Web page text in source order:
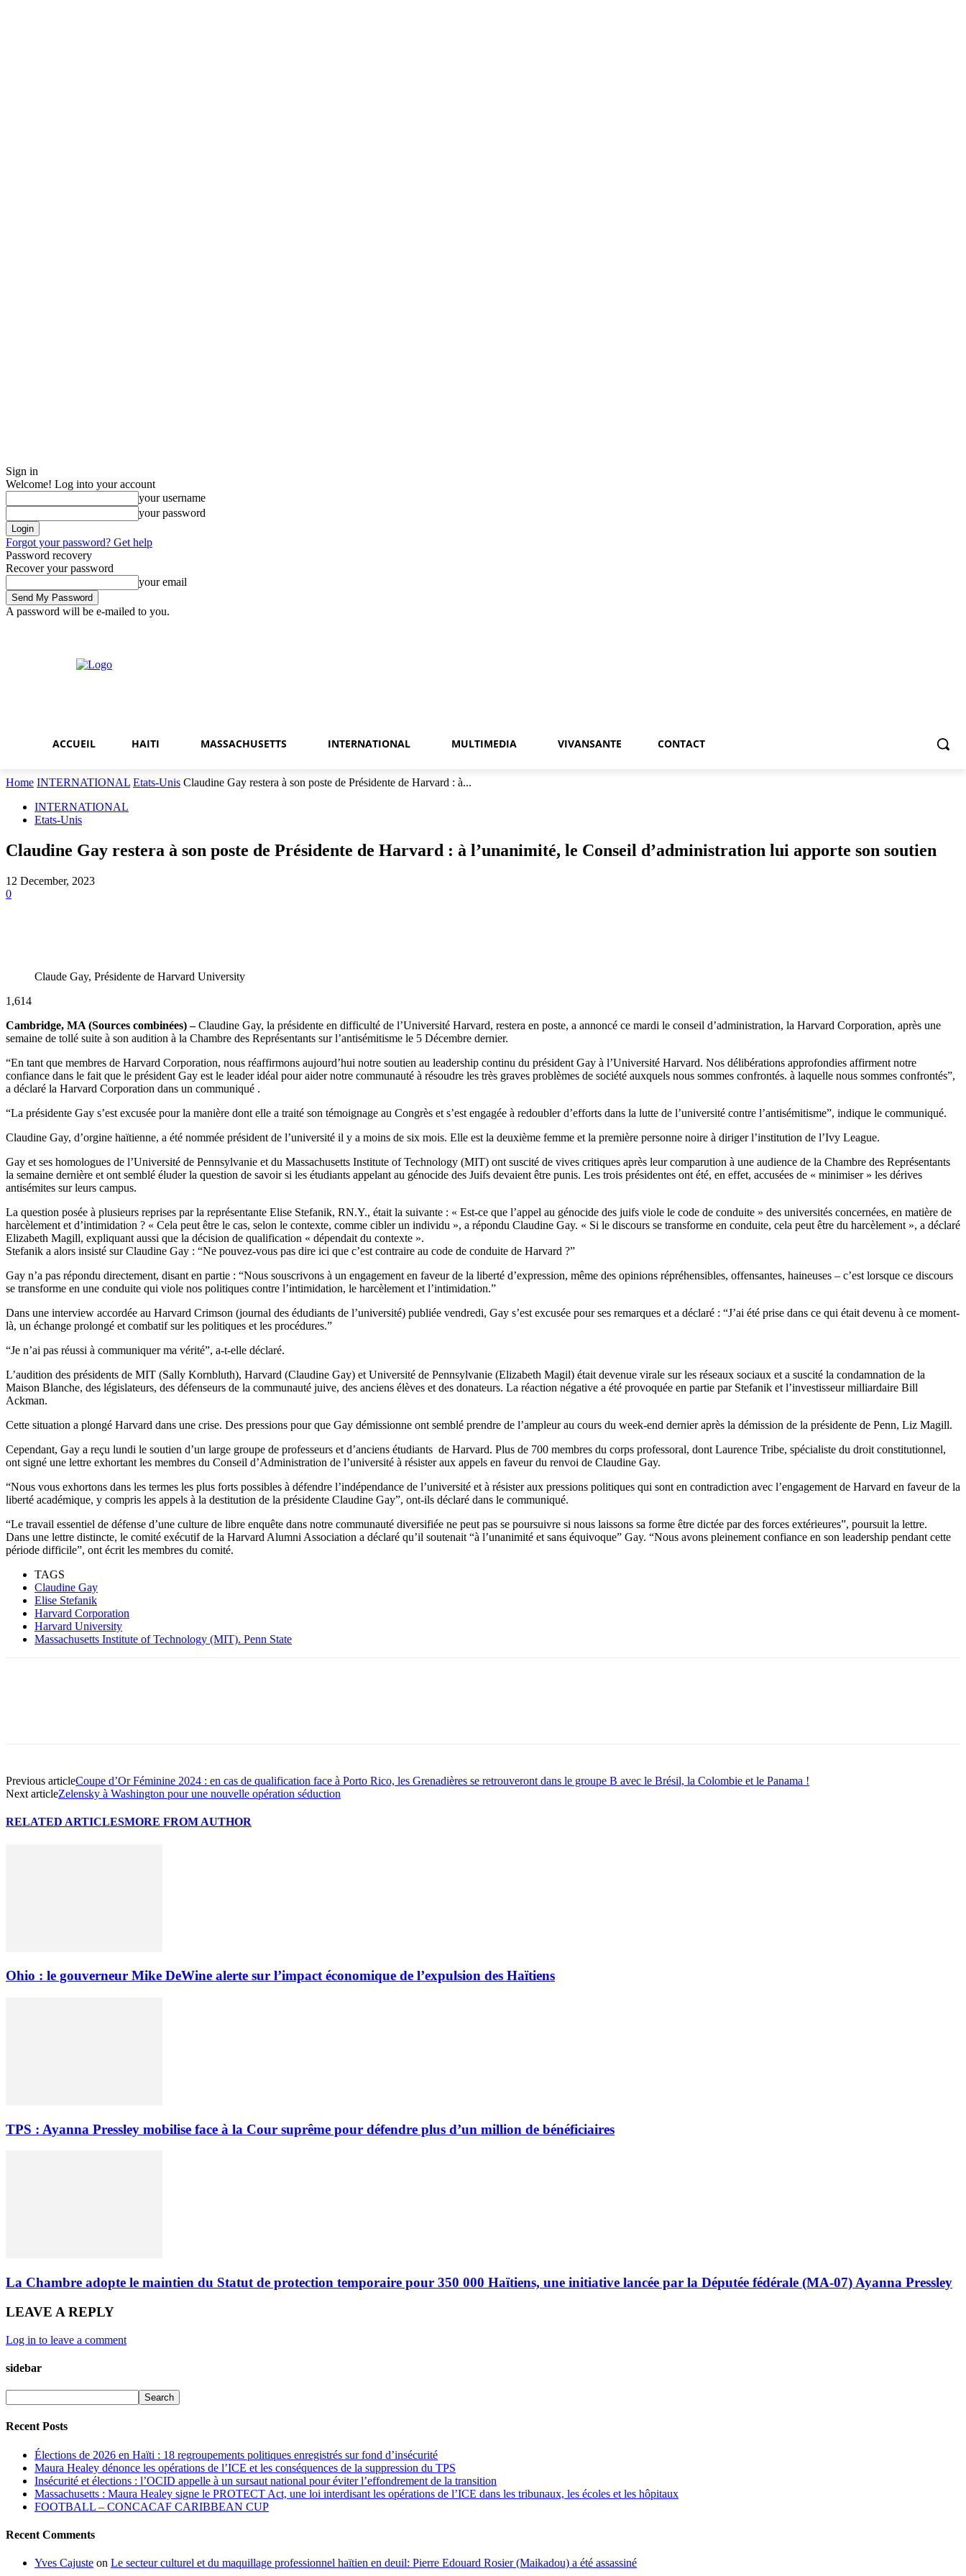
Sign in
Welcome! Log into your account
your username
your password
Forgot your password? Get help
Password recovery
Recover your password
your email
A password will be e-mailed to you.
ACCUEIL HAITI MASSACHUSETTS INTERNATIONAL MULTIMEDIA VIVANSANTE CONTACT
Home INTERNATIONAL Etats-Unis Claudine Gay restera à son poste de Présidente de Harvard : à...
INTERNATIONAL
Etats-Unis
Claudine Gay restera à son poste de Présidente de Harvard : à l’unanimité, le Conseil d’administration lui apporte son soutien
12 December, 2023
0
Claude Gay, Présidente de Harvard University
1,614
Cambridge, MA (Sources combinées) –Claudine Gay, la présidente en difficulté de l’Université Harvard, restera en poste, a annoncé ce mardi le conseil d’administration, la Harvard Corporation, après une
semaine de tollé suite à son audition à la Chambre des Représentants sur l’antisémitisme le 5 Décembre dernier.
“En tant que membres de Harvard Corporation, nous réaffirmons aujourd’hui notre soutien au leadership continu du président Gay à l’Université Harvard. Nos délibérations approfondies affirment notre
confiance dans le fait que le président Gay est le leader idéal pour aider notre communauté à résoudre les très graves problèmes de société auxquels nous sommes confrontés. à laquelle nous sommes confrontés”,
a déclaré la Harvard Corporation dans un communiqué .
“La présidente Gay s’est excusée pour la manière dont elle a traité son témoignage au Congrès et s’est engagée à redoubler d’efforts dans la lutte de l’université contre l’antisémitisme”, indique le communiqué.
Claudine Gay, d’orgine haïtienne, a été nommée président de l’université il y a moins de six mois. Elle est la deuxième femme et la première personne noire à diriger l’institution de l’Ivy League.
Gay et ses homologues de l’Université de Pennsylvanie et du Massachusetts Institute of Technology (MIT) ont suscité de vives critiques après leur comparution à une audience de la Chambre des Représentants
la semaine dernière et ont semblé éluder la question de savoir si les étudiants appelant au génocide des Juifs devaient être punis. Les trois présidentes ont été, en effet, accusées de « minimiser » les dérives
antisémites sur leurs campus.
La question posée à plusieurs reprises par la représentante Elise Stefanik, RN.Y., était la suivante : « Est-ce que l’appel au génocide des juifs viole le code de conduite » des universités concernées, en matière de
harcèlement et d’intimidation ? « Cela peut être le cas, selon le contexte, comme cibler un individu », a répondu Claudine Gay. « Si le discours se transforme en conduite, cela peut être du harcèlement », a déclaré
Elizabeth Magill, expliquant aussi que la décision de qualification « dépendait du contexte ».
Stefanik a alors insisté sur Claudine Gay : “Ne pouvez-vous pas dire ici que c’est contraire au code de conduite de Harvard ?”
Gay n’a pas répondu directement, disant en partie : “Nous souscrivons à un engagement en faveur de la liberté d’expression, même des opinions répréhensibles, offensantes, haineuses – c’est lorsque ce discours
se transforme en une conduite qui viole nos politiques contre l’intimidation, le harcèlement et l’intimidation.”
Dans une interview accordée au Harvard Crimson (journal des édudiants de l’université) publiée vendredi, Gay s’est excusée pour ses remarques et a déclaré : “J’ai été prise dans ce qui était devenu à ce moment-
là, un échange prolongé et combatif sur les politiques et les procédures.”
“Je n’ai pas réussi à communiquer ma vérité”, a-t-elle déclaré.
L’audition des présidents de MIT (Sally Kornbluth), Harvard (Claudine Gay) et Université de Pennsylvanie (Elizabeth Magil) était devenue virale sur les réseaux sociaux et a suscité la condamnation de la
Maison Blanche, des législateurs, des défenseurs de la communauté juive, des anciens élèves et des donateurs. La réaction négative a été provoquée en partie par Stefanik et l’investisseur milliardaire Bill
Ackman.
Cette situation a plongé Harvard dans une crise. Des pressions pour que Gay démissionne ont semblé prendre de l’ampleur au cours du week-end dernier après la démission de la présidente de Penn, Liz Magill.
Cependant, Gay a reçu lundi le soutien d’un large groupe de professeurs et d’anciens étudiants de Harvard. Plus de 700 membres du corps professoral, dont Laurence Tribe, spécialiste du droit constitutionnel,
ont signé une lettre exhortant les membres du Conseil d’Administration de l’université à résister aux appels en faveur du renvoi de Claudine Gay.
“Nous vous exhortons dans les termes les plus forts possibles à défendre l’indépendance de l’université et à résister aux pressions politiques qui sont en contradiction avec l’engagement de Harvard en faveur de la
liberté académique, y compris les appels à la destitution de la présidente Claudine Gay”, ont-ils déclaré dans le communiqué.
“Le travail essentiel de défense d’une culture de libre enquête dans notre communauté diversifiée ne peut pas se poursuivre si nous laissons sa forme être dictée par des forces extérieures”, poursuit la lettre.
Dans une lettre distincte, le comité exécutif de la Harvard Alumni Association a déclaré qu’il soutenait “à l’unanimité et sans équivoque” Gay. “Nous avons pleinement confiance en son leadership pendant cette
période difficile”, ont écrit les membres du comité.
TAGS
Claudine Gay
Elise Stefanik
Harvard Corporation
Harvard University
Massachusetts Institute of Technology (MIT). Penn State
Previous articleCoupe d’Or Féminine 2024 : en cas de qualification face à Porto Rico, les Grenadières se retrouveront dans le groupe B avec le Brésil, la Colombie et le Panama !
Next articleZelensky à Washington pour une nouvelle opération séduction
RELATED ARTICLESMORE FROM AUTHOR
Ohio : le gouverneur Mike DeWine alerte sur l’impact économique de l’expulsion des Haïtiens
TPS : Ayanna Pressley mobilise face à la Cour suprême pour défendre plus d’un million de bénéficiaires
La Chambre adopte le maintien du Statut de protection temporaire pour 350 000 Haïtiens, une initiative lancée par la Députée fédérale (MA-07) Ayanna Pressley
LEAVE A REPLY
Log in to leave a comment
sidebar
Recent Posts
Élections de 2026 en Haïti : 18 regroupements politiques enregistrés sur fond d’insécurité
Maura Healey dénonce les opérations de l’ICE et les conséquences de la suppression du TPS
Insécurité et élections : l’OCID appelle à un sursaut national pour éviter l’effondrement de la transition
Massachusetts : Maura Healey signe le PROTECT Act, une loi interdisant les opérations de l’ICE dans les tribunaux, les écoles et les hôpitaux
FOOTBALL – CONCACAF CARIBBEAN CUP
Recent Comments
Yves Cajuste on Le secteur culturel et du maquillage professionnel haïtien en deuil: Pierre Edouard Rosier (Maikadou) a été assassiné